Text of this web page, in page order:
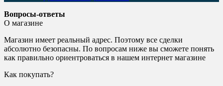
Вопросы-ответы
О магазине
Магазин имеет реальный адрес. Поэтому все сделки
абсолютно безопасны. По вопросам ниже вы сможете понять
как правильно ориентроваться в нашем интернет магазине
Как покупать?